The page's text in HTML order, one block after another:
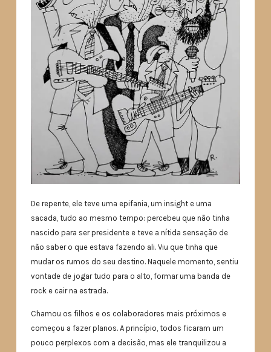
De repente, ele teve uma epifania, um insight e uma
sacada, tudo ao mesmo tempo: percebeu que não tinha
nascido para ser presidente e teve a nítida sensação de
não saber o que estava fazendo ali. Viu que tinha que
mudar os rumos do seu destino. Naquele momento, sentiu
vontade de jogar tudo para o alto, formar uma banda de
rock e cair na estrada.
Chamou os filhos e os colaboradores mais próximos e
começou a fazer planos. A princípio, todos ficaram um
pouco perplexos com a decisão, mas ele tranquilizou a